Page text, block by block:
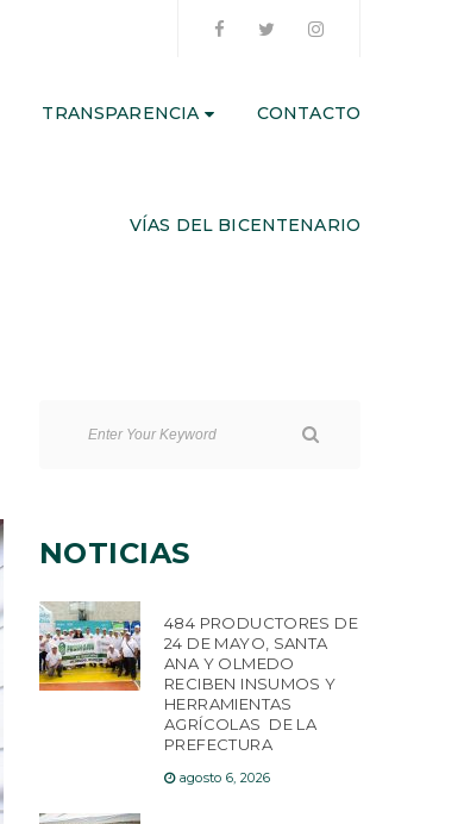
TRANSPARENCIA CONTACTO
VÍAS DEL BICENTENARIO
NOTICIAS
484 PRODUCTORES DE
24 DE MAYO, SANTA
ANA Y OLMEDO
RECIBEN INSUMOS Y
HERRAMIENTAS
AGRÍCOLAS DE LA
PREFECTURA
agosto 6, 2026